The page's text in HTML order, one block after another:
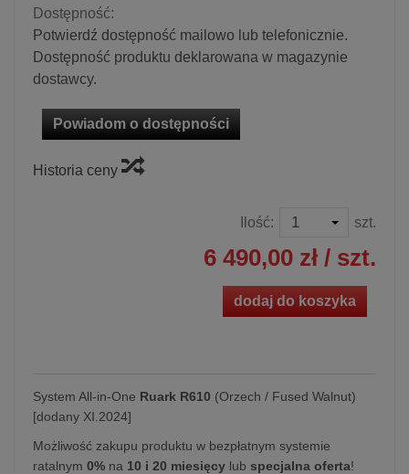
Dostępność:
Potwierdź dostępność mailowo lub telefonicznie.
Dostępność produktu deklarowana w magazynie
dostawcy.
Powiadom o dostępności
Historia ceny
Ilość: szt.
6 490,00 zł / szt.
dodaj do koszyka
System All-in-One Ruark R610 (Orzech / Fused Walnut)
[dodany XI.2024]
Możliwość zakupu produktu w bezpłatnym systemie
ratalnym 0% na 10 i 20 miesięcy lub specjalna oferta!